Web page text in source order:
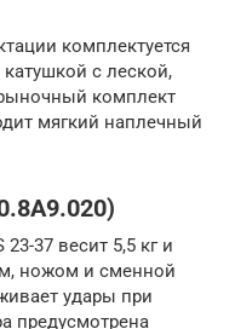
комплектуется
с леской,
комплект
мягкий наплечный
37 весит 5,5 кг и
ножом и сменной
удары при
предусмотрена